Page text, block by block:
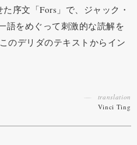
序文「Fors」で、ジャック・
語をめぐって刺激的な読解を
のデリダのテキストからイン
translation
Vinci Ting